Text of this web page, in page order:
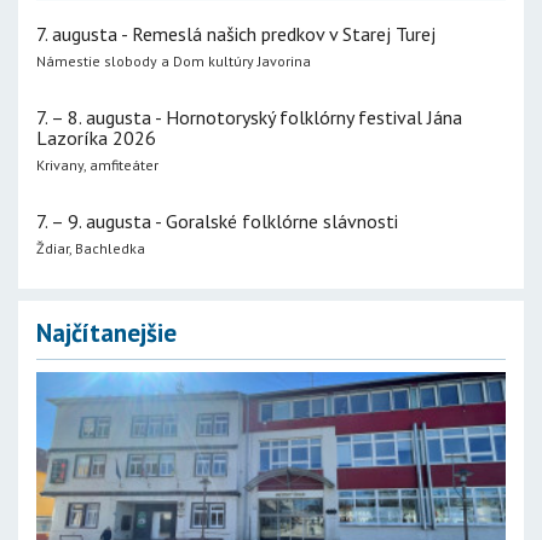
7. augusta - Remeslá našich predkov v Starej Turej
Námestie slobody a Dom kultúry Javorina
7. – 8. augusta - Hornotoryský folklórny festival Jána
Lazoríka 2026
Krivany, amfiteáter
7. – 9. augusta - Goralské folklórne slávnosti
Ždiar, Bachledka
Najčítanejšie